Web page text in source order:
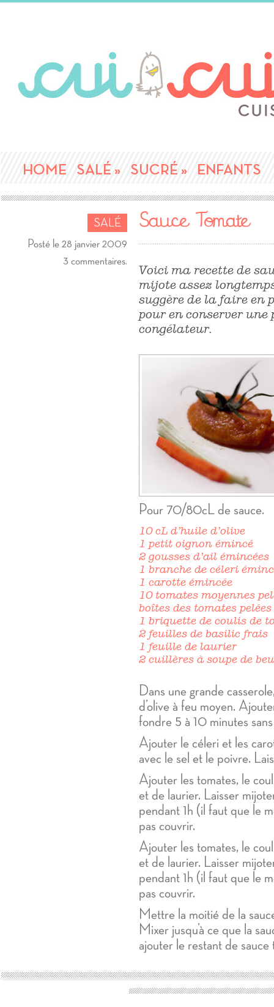
HOME SALÉ » SUCRÉ » ENFANTS
SALÉ
Posté le 28 janvier 2009
3 commentaires.
Sauce Tomate
Voici ma recette de
mijote assez
suggère de la faire en
pour en conserver
congélateur.
Pour 70/80cL de sauce.
10 cL d’huile d’olive
1 petit oignon émincé
2 gousses d’ail émincées
1 branche de céleri
1 carotte émincée
10 tomates moyennes
boîtes des tomates pelées
1 briquette de coulis de
2 feuilles de basilic frais
1 feuille de laurier
2 cuillères à soupe de
Dans une grande
d’olive à feu moyen.
fondre 5 à 10 minutes
Ajouter le céleri et les
avec le sel et le poivre.
Ajouter les tomates, le
et de laurier. Laisser
pendant 1h (il faut que le
pas couvrir.
Ajouter les tomates, le
et de laurier. Laisser
pendant 1h (il faut que le
pas couvrir.
Mettre la moitié de la
Mixer jusqu’à ce que la
ajouter le restant de